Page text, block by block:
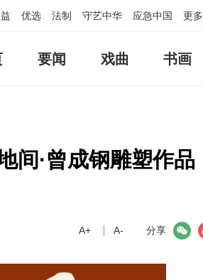
优选 法制 守艺中华 应急中国 更多
要闻 戏曲 书画
间·曾成钢雕塑作品
分享
微信
A+ A-